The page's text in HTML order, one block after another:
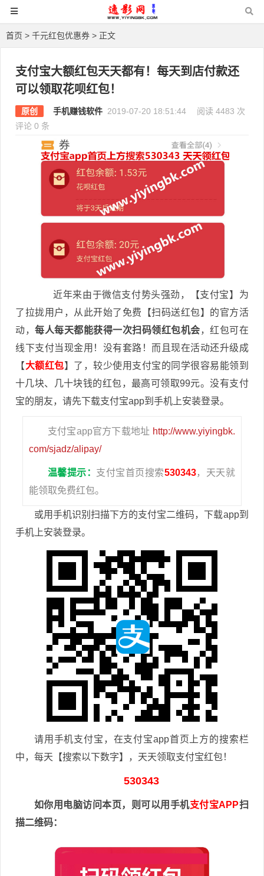
首页 > 千元红包优惠券 > 正文
支付宝大额红包天天都有！每天到店付款还
可以领取花呗红包！
原创 手机赚钱软件 2019-07-20 18:51:44
阅读 4483 次
评论 0 条
近年来由于微信支付势头强劲，【支付宝】为
了拉拢用户，从此开始了免费【扫码送红包】的官方活
动，每人每天都能获得一次扫码领红包机会，红包可在
线下支付当现金用！没有套路！而且现在活动还升级成
【大额红包】了，较少使用支付宝的同学很容易能领到
十几块、几十块钱的红包，最高可领取99元。没有支付
宝的朋友，请先下载支付宝app到手机上安装登录。
支付宝app官方下载地址 http://www.yiyingbk.
com/sjadz/alipay/
温馨提示： 支付宝首页搜索530343，天天就
能领取免费红包。
或用手机识别扫描下方的支付宝二维码，下载app到
手机上安装登录。
请用手机支付宝，在支付宝app首页上方的搜索栏
中，每天【搜索以下数字】，天天领取支付宝红包！
530343
如你用电脑访问本页，则可以用手机支付宝APP扫
描二维码：